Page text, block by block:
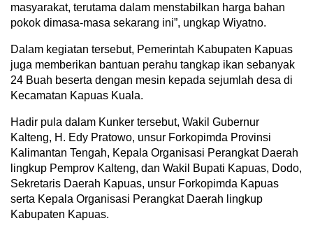
masyarakat, terutama dalam menstabilkan harga bahan
pokok dimasa-masa sekarang ini”, ungkap Wiyatno.
Dalam kegiatan tersebut, Pemerintah Kabupaten Kapuas
juga memberikan bantuan perahu tangkap ikan sebanyak
24 Buah beserta dengan mesin kepada sejumlah desa di
Kecamatan Kapuas Kuala.
Hadir pula dalam Kunker tersebut, Wakil Gubernur
Kalteng, H. Edy Pratowo, unsur Forkopimda Provinsi
Kalimantan Tengah, Kepala Organisasi Perangkat Daerah
lingkup Pemprov Kalteng, dan Wakil Bupati Kapuas, Dodo,
Sekretaris Daerah Kapuas, unsur Forkopimda Kapuas
serta Kepala Organisasi Perangkat Daerah lingkup
Kabupaten Kapuas.